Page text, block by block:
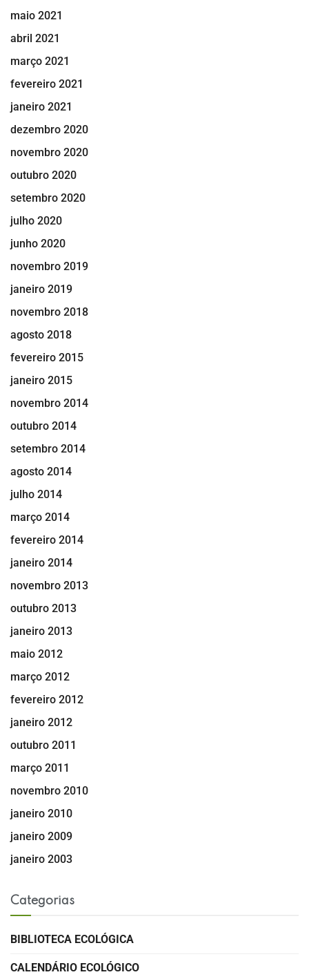
maio 2021
abril 2021
março 2021
fevereiro 2021
janeiro 2021
dezembro 2020
novembro 2020
outubro 2020
setembro 2020
julho 2020
junho 2020
novembro 2019
janeiro 2019
novembro 2018
agosto 2018
fevereiro 2015
janeiro 2015
novembro 2014
outubro 2014
setembro 2014
agosto 2014
julho 2014
março 2014
fevereiro 2014
janeiro 2014
novembro 2013
outubro 2013
janeiro 2013
maio 2012
março 2012
fevereiro 2012
janeiro 2012
outubro 2011
março 2011
novembro 2010
janeiro 2010
janeiro 2009
janeiro 2003
Categorias
BIBLIOTECA ECOLÓGICA
CALENDÁRIO ECOLÓGICO